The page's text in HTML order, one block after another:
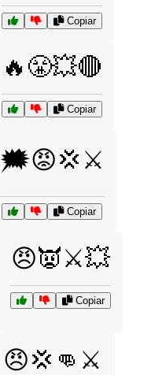
Copiar
🔥😤💥🔴
Copiar
🗯️😡💢⚔️
Copiar
😠👿⚔️💥
Copiar
😠💢👊⚔️